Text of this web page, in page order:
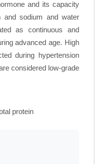
and its capacity
and sodium and water
as continuous and
advanced age. High
during hypertension
considered low-grade
protein